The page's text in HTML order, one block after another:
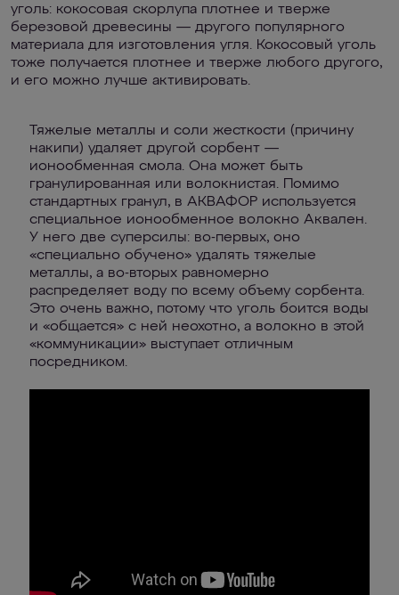
уголь: кокосовая скорлупа плотнее и тверже
березовой древесины — другого популярного
материала для изготовления угля. Кокосовый уголь
тоже получается плотнее и тверже любого другого,
и его можно лучше активировать.
Тяжелые металлы и соли жесткости (причину
накипи) удаляет другой сорбент —
ионообменная смола. Она может быть
гранулированная или волокнистая. Помимо
стандартных гранул, в АКВАФОР используется
специальное ионообменное волокно Аквален.
У него две суперсилы: во-первых, оно
«специально обучено» удалять тяжелые
металлы, а во-вторых равномерно
распределяет воду по всему объему сорбента.
Это очень важно, потому что уголь боится воды
и «общается» с ней неохотно, а волокно в этой
«коммуникации» выступает отличным
посредником.